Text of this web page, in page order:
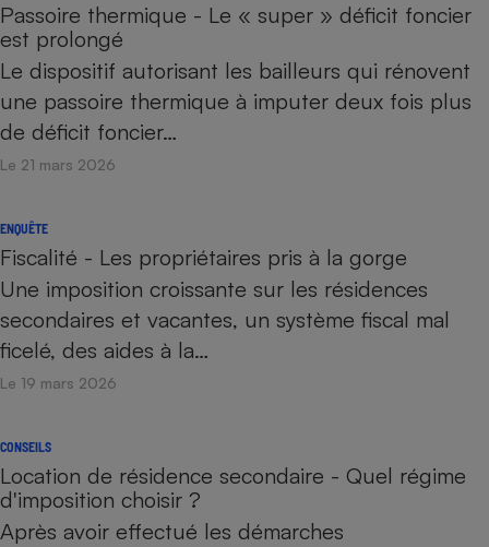
Passoire thermique - Le « super » déficit foncier
est prolongé
Le dispositif autorisant les bailleurs qui rénovent
une passoire thermique à imputer deux fois plus
de déficit foncier…
Le 21 mars 2026
ENQUÊTE
Fiscalité - Les propriétaires pris à la gorge
Une imposition croissante sur les résidences
secondaires et vacantes, un système fiscal mal
ficelé, des aides à la…
Le 19 mars 2026
CONSEILS
Location de résidence secondaire - Quel régime
d'imposition choisir ?
Après avoir effectué les démarches